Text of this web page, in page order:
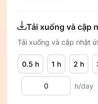
Tải xuống và cập
Tải xuống và cập nhật
0.5 h 1 h 2 h
h/day